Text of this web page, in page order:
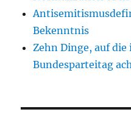
Bekenntnis
Zehn Dinge, auf
Bundesparteitag